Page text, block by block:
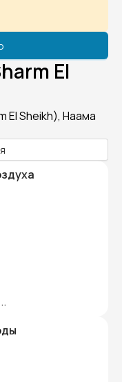
El
Sheikh), Наама